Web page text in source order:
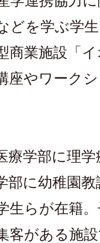
どを学ぶ学
商業施設「
座やワーク
学部に理学
部に幼稚園
生らが在籍
客がある施